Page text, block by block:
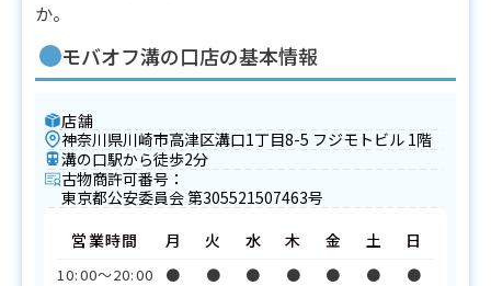
か。
モバオフ溝の口店の基本情報
店舗
神奈川県川崎市高津区溝口1丁目8-5 フジモトビル 1階
溝の口駅から徒歩2分
古物商許可番号：
東京都公安委員会 第305521507463号
営業時間
10:00〜20:00
月
●
火
●
水
●
木
●
金
●
土
●
日
●